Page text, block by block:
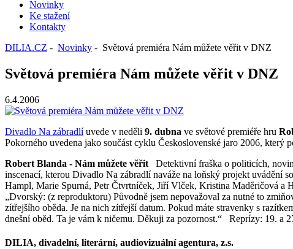
Novinky
Ke stažení
Kontakty
DILIA.CZ - Novinky - Světová premiéra Nám můžete věřit v DNZ
Světová premiéra Nám můžete věřit v DNZ
6.4.2006
Divadlo Na zábradlíuvede v neděli 9. dubna ve světové premiéře hru
Pokorného uvedena jako součást cyklu Československé jaro 2006,
Robert Blanda - Nám můžete věřit Detektivní fraška o politicích,
inscenací, kterou Divadlo Na zábradlí naváže na loňský projekt
Hampl, Marie Spurná, Petr Čtvrtníček, Jiří Vlček, Kristina Maděričová a
„Dvorský: (z reproduktoru) Původně jsem nepovažoval za nutné to
zítřejšího oběda. Je na nich zítřejší datum. Pokud máte stravenky s
dnešní oběd. Ta je vám k ničemu. Děkuji za pozornost.“ Reprízy: 19. a
DILIA, divadelní, literární, audiovizuální agentura, z.s.